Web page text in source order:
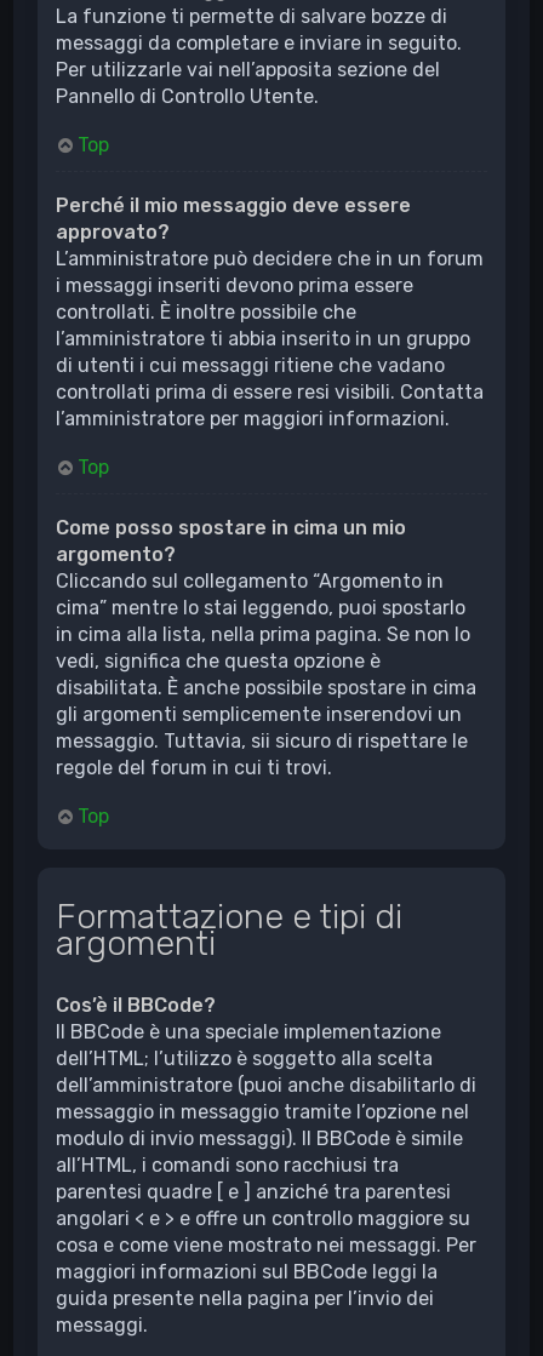
La funzione ti permette di salvare bozze di
messaggi da completare e inviare in seguito.
Per utilizzarle vai nell’apposita sezione del
Pannello di Controllo Utente.
Top
Perché il mio messaggio deve essere
approvato?
L’amministratore può decidere che in un forum
i messaggi inseriti devono prima essere
controllati. È inoltre possibile che
l’amministratore ti abbia inserito in un gruppo
di utenti i cui messaggi ritiene che vadano
controllati prima di essere resi visibili. Contatta
l’amministratore per maggiori informazioni.
Top
Come posso spostare in cima un mio
argomento?
Cliccando sul collegamento “Argomento in
cima” mentre lo stai leggendo, puoi spostarlo
in cima alla lista, nella prima pagina. Se non lo
vedi, significa che questa opzione è
disabilitata. È anche possibile spostare in cima
gli argomenti semplicemente inserendovi un
messaggio. Tuttavia, sii sicuro di rispettare le
regole del forum in cui ti trovi.
Top
Formattazione e tipi di
argomenti
Cos’è il BBCode?
Il BBCode è una speciale implementazione
dell’HTML; l’utilizzo è soggetto alla scelta
dell’amministratore (puoi anche disabilitarlo di
messaggio in messaggio tramite l’opzione nel
modulo di invio messaggi). Il BBCode è simile
all’HTML, i comandi sono racchiusi tra
parentesi quadre [ e ] anziché tra parentesi
angolari < e > e offre un controllo maggiore su
cosa e come viene mostrato nei messaggi. Per
maggiori informazioni sul BBCode leggi la
guida presente nella pagina per l’invio dei
messaggi.